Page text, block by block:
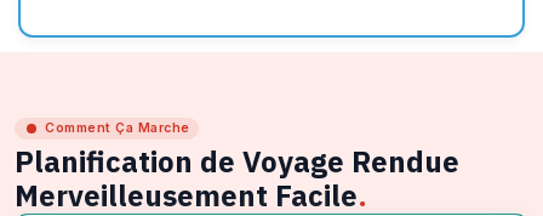
Comment Ça Marche
Planification de Voyage Rendue
Merveilleusement Facile.